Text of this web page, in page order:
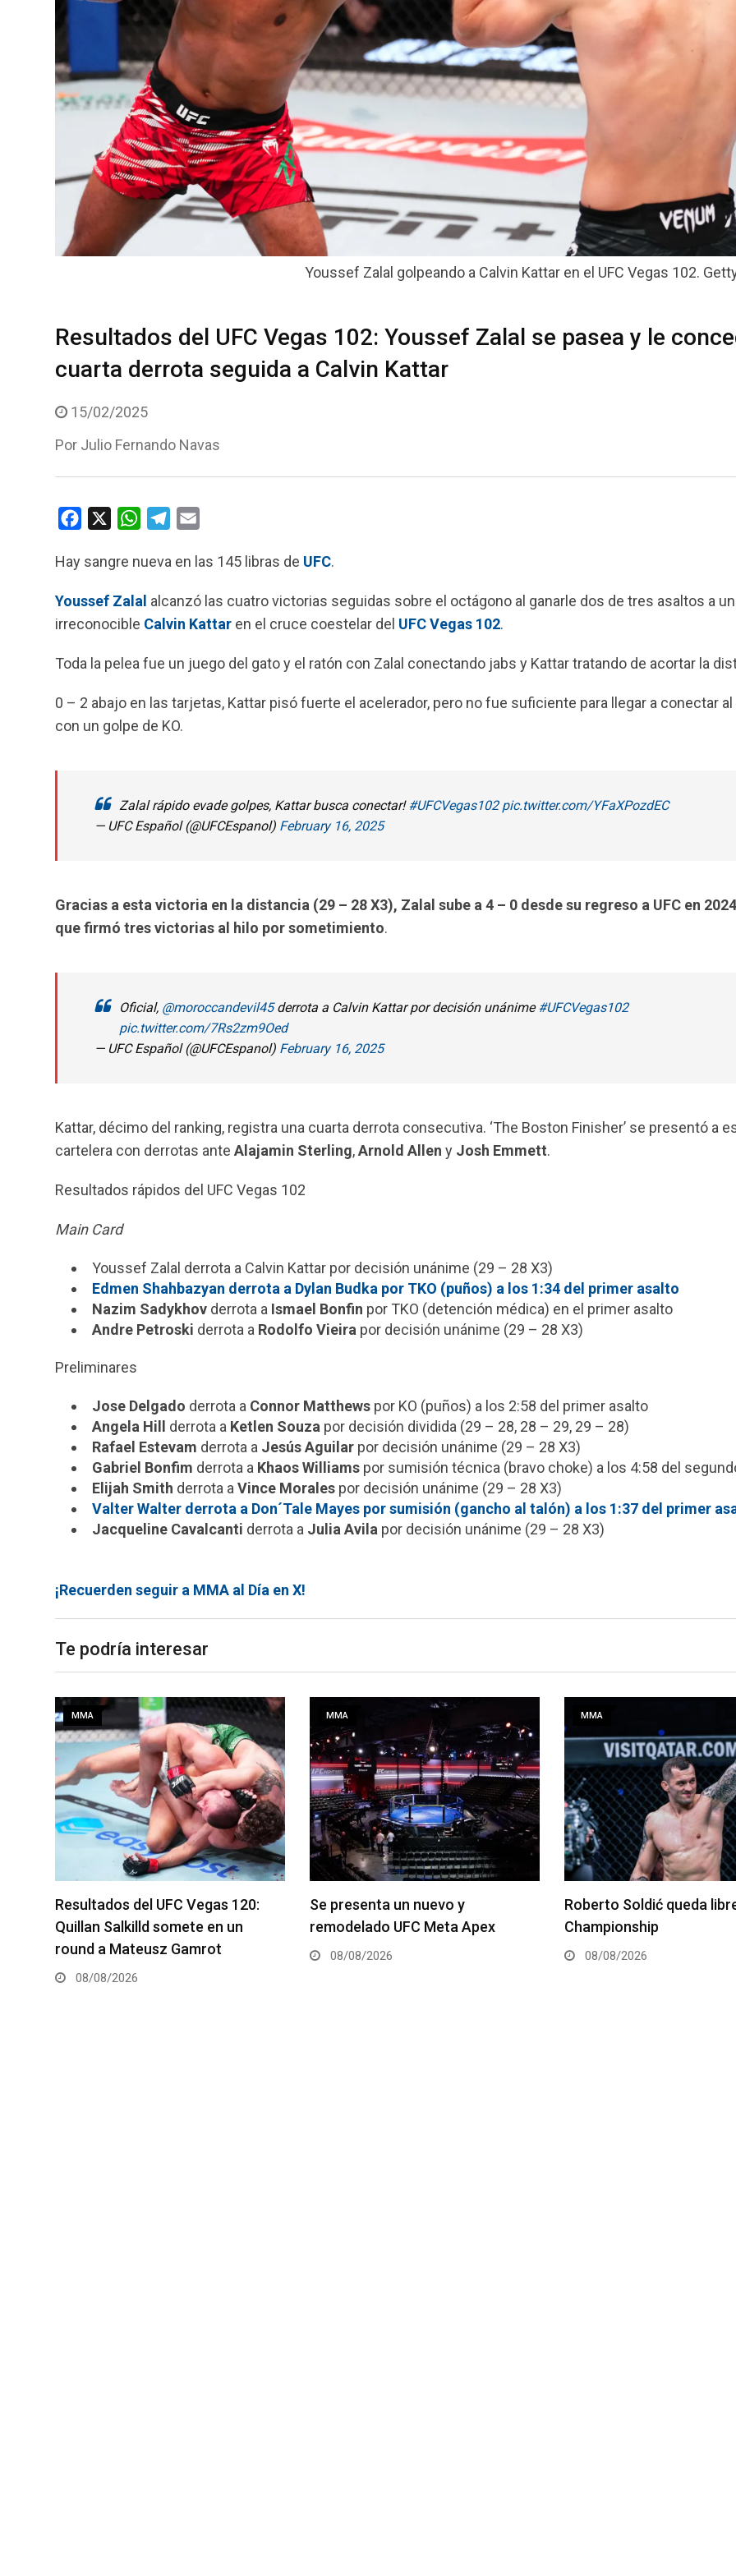
Youssef Zalal golpeando a Calvin Kattar en el UFC Vegas 102.
Resultados del UFC Vegas 102: Youssef Zalal se pasea y le
cuarta derrota seguida a Calvin Kattar
15/02/2025
Por Julio Fernando Navas
c
b
o
W
a
s
A
p
l
g
r
a
l
Hay sangre nueva en las 145 libras de UFC.
Youssef Zalal alcanzó las cuatro victorias seguidas sobre el octágono al ganarle dos de tres asaltos a un
irreconocible Calvin Kattar en el cruce coestelar del UFC Vegas 102.
Toda la pelea fue un juego del gato y el ratón con Zalal conectando jabs y Kattar tratando de acortar la
0 – 2 abajo en las tarjetas, Kattar pisó fuerte el acelerador, pero no fue suficiente para llegar a conectar
con un golpe de KO.
Zalal rápido evade golpes, Kattar busca conectar!#UFCVegas102 pic.twitter.com/YFaXPozdEC
— UFC Español (@UFCEspanol) February 16, 2025
Gracias a esta victoria en la distancia (29 – 28 X3), Zalal sube a 4 – 0 desde su regreso a UFC en
que firmó tres victorias al hilo por sometimiento.
Oficial, @moroccandevil45derrota a Calvin Kattar por decisión unánime#UFCVegas102
pic.twitter.com/7Rs2zm9Oed
— UFC Español (@UFCEspanol) February 16, 2025
Kattar, décimo del ranking, registra una cuarta derrota consecutiva. ‘The Boston Finisher’ se presentó a
cartelera con derrotas ante Alajamin Sterling,Arnold Allen y Josh Emmett.
Resultados rápidos del UFC Vegas 102
Main Card
Youssef Zalal derrota a Calvin Kattar por decisión unánime (29 – 28 X3)
Edmen Shahbazyan derrota a Dylan Budka por TKO (puños) a los 1:34 del primer asalto
Nazim Sadykhov derrota a Ismael Bonfin por TKO (detención médica) en el primer asalto
Andre Petroski derrota a Rodolfo Vieira por decisión unánime (29 – 28 X3)
Preliminares
Jose Delgado derrota a Connor Matthews por KO (puños) a los 2:58 del primer asalto
Angela Hill derrota a Ketlen Souza por decisión dividida (29 – 28, 28 – 29, 29 – 28)
Rafael Estevam derrota a Jesús Aguilar por decisión unánime (29 – 28 X3)
Gabriel Bonfim derrota a Khaos Williams por sumisión técnica (bravo choke) a los 4:58 del
Elijah Smith derrota a Vince Morales por decisión unánime (29 – 28 X3)
Valter Walter derrota a Don´Tale Mayes por sumisión (gancho al talón) a los 1:37 del primer
Jacqueline Cavalcanti derrota a Julia Avila por decisión unánime (29 – 28 X3)
¡Recuerden seguir a MMA al Día en X!
Te podría interesar
MMA
Se presenta un nuevo y
remodelado UFC Meta Apex
08/08/2026
MMA
Roberto Soldić queda libre de ONE
Championship
08/08/2026
MMA
Kamaru Usman debe
Peso Welter, afirma
07/08/2026